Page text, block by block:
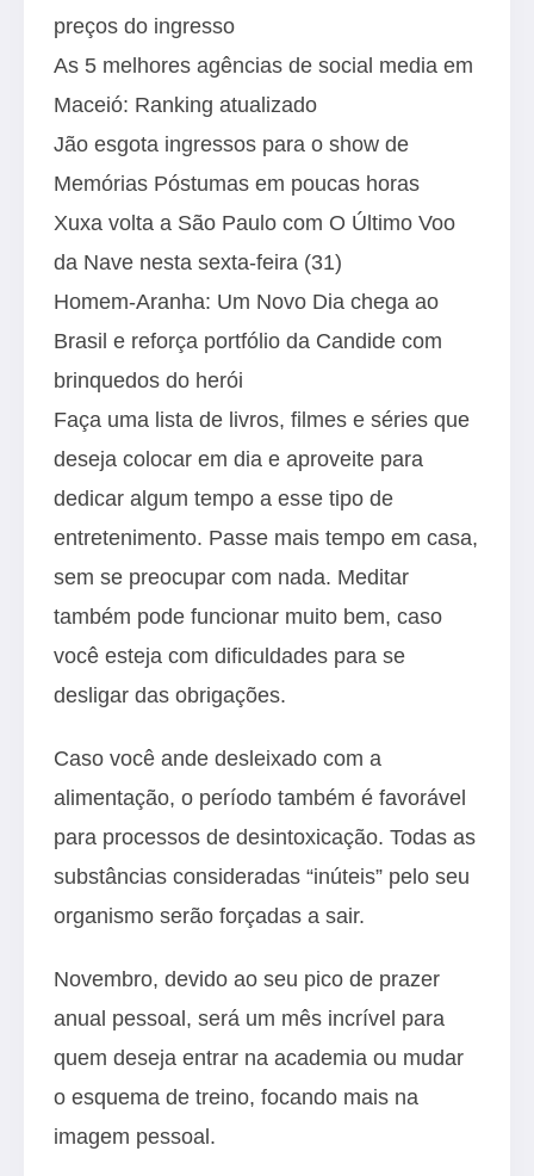
preços do ingresso
As 5 melhores agências de social media em
Maceió: Ranking atualizado
Jão esgota ingressos para o show de
Memórias Póstumas em poucas horas
Xuxa volta a São Paulo com O Último Voo
da Nave nesta sexta-feira (31)
Homem-Aranha: Um Novo Dia chega ao
Brasil e reforça portfólio da Candide com
brinquedos do herói
Faça uma lista de livros, filmes e séries que
deseja colocar em dia e aproveite para
dedicar algum tempo a esse tipo de
entretenimento. Passe mais tempo em casa,
sem se preocupar com nada. Meditar
também pode funcionar muito bem, caso
você esteja com dificuldades para se
desligar das obrigações.
Caso você ande desleixado com a
alimentação, o período também é favorável
para processos de desintoxicação. Todas as
substâncias consideradas “inúteis” pelo seu
organismo serão forçadas a sair.
Novembro, devido ao seu pico de prazer
anual pessoal, será um mês incrível para
quem deseja entrar na academia ou mudar
o esquema de treino, focando mais na
imagem pessoal.